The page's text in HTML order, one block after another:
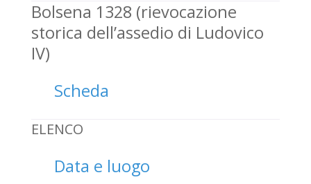
Bolsena 1328 (rievocazione
storica dell’assedio di Ludovico
IV)
Scheda
ELENCO
Data e luogo